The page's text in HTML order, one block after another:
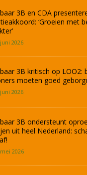
3B en CDA
‘Groeien met
2026
3B kritisch op LOO2:
moeten goed
2026
3B ondersteunt
uit heel Nederland:
2026